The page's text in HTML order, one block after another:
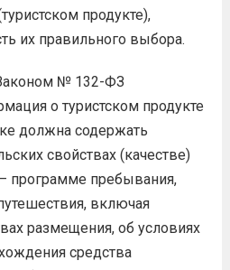
продукте),
их правильного выбора.
№ 132-ФЗ
о туристском продукте
должна содержать
свойствах (качестве)
программе пребывания,
включая
размещения, об условиях
средства